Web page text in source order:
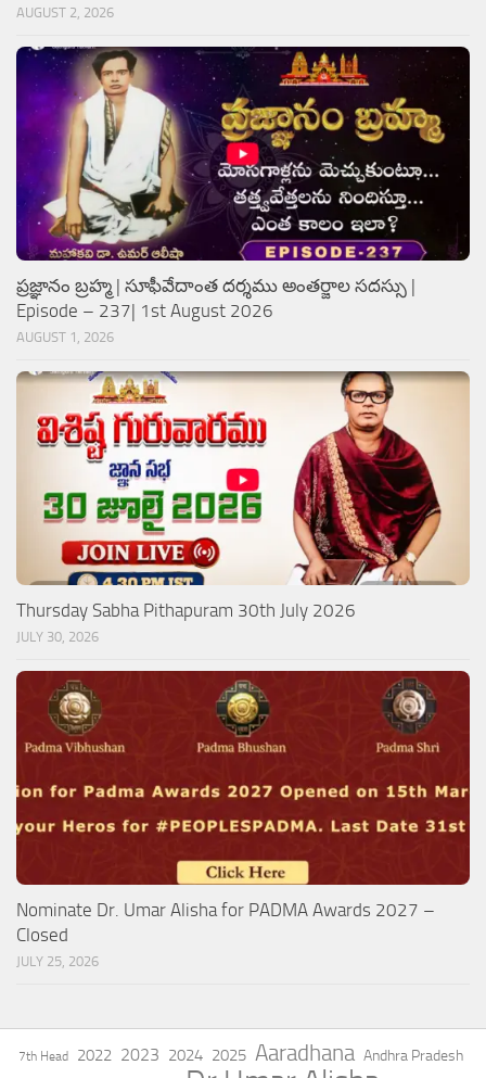
AUGUST 2, 2026
ప్రజ్ఞానం బ్రహ్మ | సూఫీవేదాంత దర్శము అంతర్జాల సదస్సు |
Episode – 237| 1st August 2026
AUGUST 1, 2026
Thursday Sabha Pithapuram 30th July 2026
JULY 30, 2026
Nominate Dr. Umar Alisha for PADMA Awards 2027 –
Closed
JULY 25, 2026
7th Head 2022 2023 2024 2025 Aaradhana Andhra Pradesh